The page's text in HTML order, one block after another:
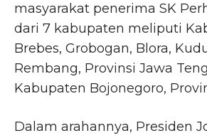
masyarakat penerima SK
dari 7 kabupaten meliputi
Brebes, Grobogan, Blora,
Rembang, Provinsi Jawa
Kabupaten Bojonegoro,
Dalam arahannya, Presiden